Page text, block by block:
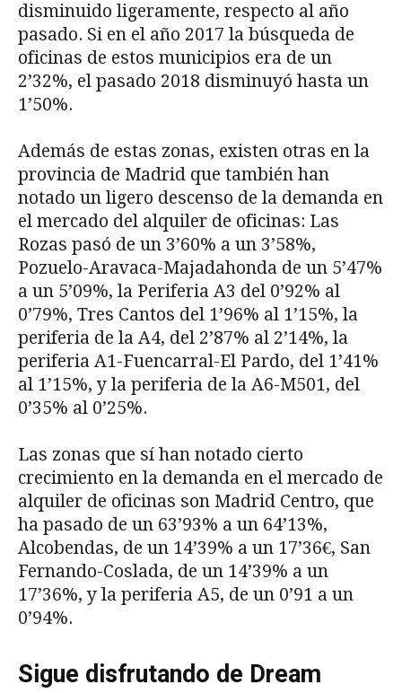
disminuido ligeramente, respecto al año
pasado. Si en el año 2017 la búsqueda de
oficinas de estos municipios era de un
2’32%, el pasado 2018 disminuyó hasta un
1’50%.
Además de estas zonas, existen otras en la
provincia de Madrid que también han
notado un ligero descenso de la demanda en
el mercado del alquiler de oficinas: Las
Rozas pasó de un 3’60% a un 3’58%,
Pozuelo-Aravaca-Majadahonda de un 5’47%
a un 5’09%, la Periferia A3 del 0’92% al
0’79%, Tres Cantos del 1’96% al 1’15%, la
periferia de la A4, del 2’87% al 2’14%, la
periferia A1-Fuencarral-El Pardo, del 1’41%
al 1’15%, y la periferia de la A6-M501, del
0’35% al 0’25%.
Las zonas que sí han notado cierto
crecimiento en la demanda en el mercado de
alquiler de oficinas son Madrid Centro, que
ha pasado de un 63’93% a un 64’13%,
Alcobendas, de un 14’39% a un 17’36€, San
Fernando-Coslada, de un 14’39% a un
17’36%, y la periferia A5, de un 0’91 a un
0’94%.
Sigue disfrutando de Dream